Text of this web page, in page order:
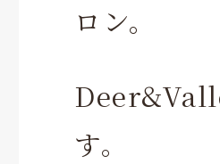
ロン。
す。